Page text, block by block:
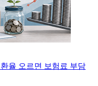
율 오르면 보험료 부담